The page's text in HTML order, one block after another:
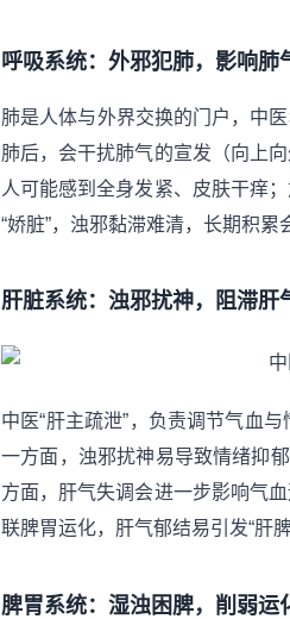
呼吸系统：外邪犯肺，影响肺
肺是人体与外界交换的门户，中医
肺后，会干扰肺气的宣发（向上
人可能感到全身发紧、皮肤干痒
“娇脏”，浊邪黏滞难清，长期积
肝脏系统：浊邪扰神，阻滞肝
中医“肝主疏泄”，负责调节气血
一方面，浊邪扰神易导致情绪抑
方面，肝气失调会进一步影响气
联脾胃运化，肝气郁结易引发“肝
脾胃系统：湿浊困脾，削弱运